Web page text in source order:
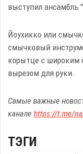
выступил ансамбль
Йоухикко или
смычковый
корытце с широким
вырезом для руки.
Самые важные
канале https://t.me/
ТЭГИ